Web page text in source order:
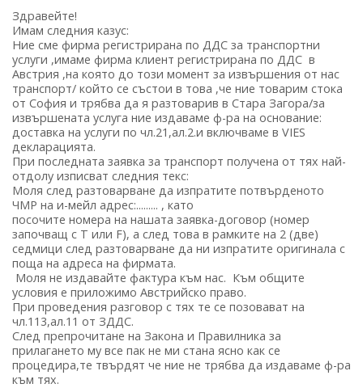
Здравейте!
Имам следния казус:
Ние сме фирма регистрирана по ДДС за транспортни
услуги ,имаме фирма клиент регистрирана по ДДС в
Австрия ,на която до този момент за извършения от нас
транспорт/ който се състои в това ,че ние товарим стока
от София и трябва да я разтоварив в Стара Загора/за
извършената услуга ние издаваме ф-ра на основание:
доставка на услуги по чл.21,ал.2.и включваме в VIES
декларацията.
При последната заявка за транспорт получена от тях най-
отдолу изписват следния текс:
Моля след разтоварване да изпратите потвърденото
ЧМР на и-мейл адрес:......... , като
посочите номера на нашата заявка-договор (номер
започващ с T или F), а след това в рамките на 2 (две)
седмици след разтоварване да ни изпратите оригинала с
поща на адреса на фирмата.
Моля не издавайте фактура към нас. Към общите
условия е приложимо Австрийско право.
При проведения разговор с тях те се позовават на
чл.113,ал.11 от ЗДДС.
След препрочитане на Закона и Правилника за
прилагането му все пак не ми стана ясно как се
процедира,те твърдят че ние не трябва да издаваме ф-ра
към тях.